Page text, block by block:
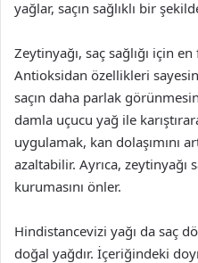
yağlar, saçın sağlıklı bir
Zeytinyağı, saç sağlığı için
Antioksidan özellikleri
saçın daha parlak
damla uçucu yağ ile
uygulamak, kan dolaşımını
azaltabilir. Ayrıca, zeytinyağı
kurumasını önler.
Hindistancevizi yağı da saç
doğal yağdır. İçeriğindeki